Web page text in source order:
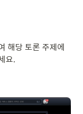
해당 토론 주제에
요.